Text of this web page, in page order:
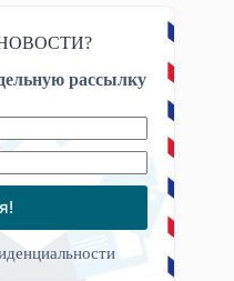
рассылку